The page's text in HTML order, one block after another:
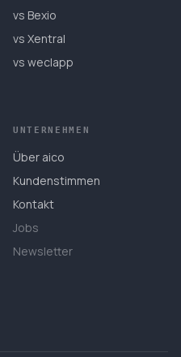
vs Bexio
vs Xentral
vs weclapp
UNTERNEHMEN
Über aico
Kundenstimmen
Kontakt
Jobs
Newsletter